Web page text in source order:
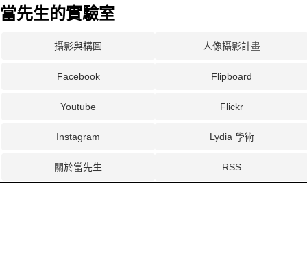
當先生的實驗室
攝影與構圖 人像攝影計畫
Facebook Flipboard
Youtube Flickr
Instagram Lydia 學術
關於當先生 RSS